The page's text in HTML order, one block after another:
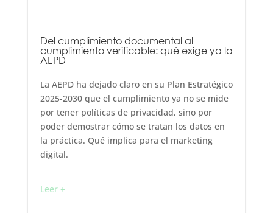
Del cumplimiento documental al
cumplimiento verificable: qué exige ya la
AEPD
La AEPD ha dejado claro en su Plan Estratégico
2025-2030 que el cumplimiento ya no se mide
por tener políticas de privacidad, sino por
poder demostrar cómo se tratan los datos en
la práctica. Qué implica para el marketing
digital.
Leer +